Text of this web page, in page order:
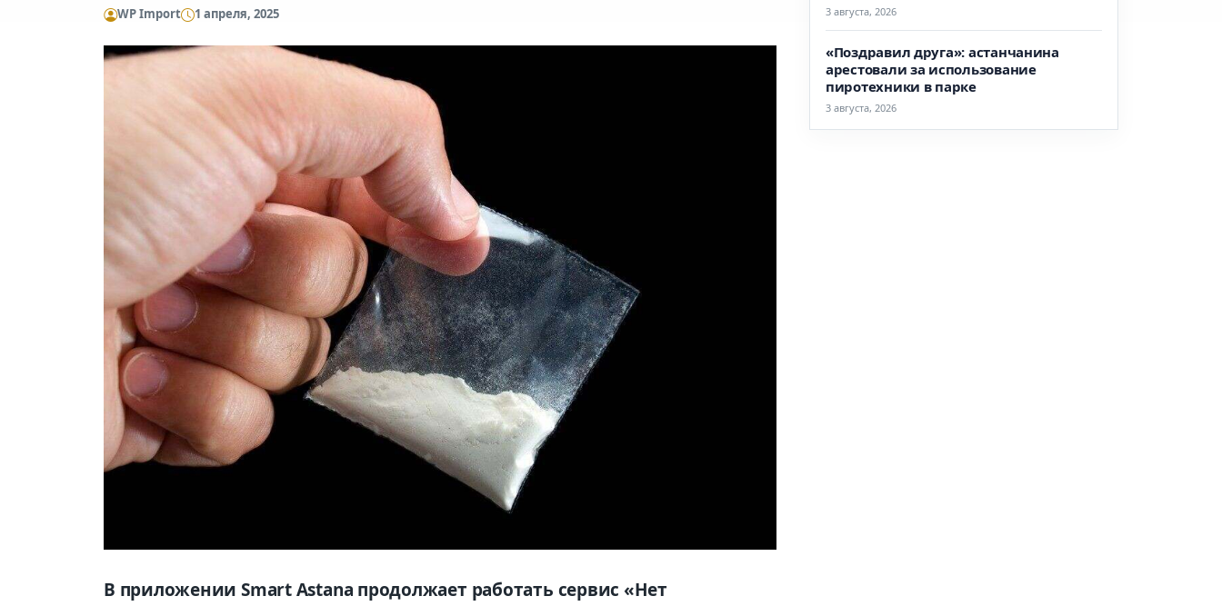
WP Import 1 апреля, 2025
В приложении Smart Astana продолжает работать сервис «Нет
3 августа, 2026
«Поздравил друга»: астанчанина
арестовали за использование
пиротехники в парке
3 августа, 2026